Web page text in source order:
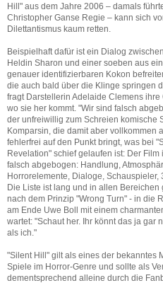
Hill" aus dem Jahre 2006 – damals
Christopher Ganse Regie – kann sich
Dilettantismus kaum retten.
Beispielhaft dafür ist ein Dialog
Heldin Sharon und einer soeben aus
genauer identifizierbaren Kokon
die auch bald über die Klinge springen
fragt Darstellerin Adelaide Clemens ihre
wo sie her kommt. "Wir sind falsch
der unfreiwillig zum Schreien komische
Komparsin, die damit aber vollkommen
fehlerfrei auf den Punkt bringt, was bei
Revelation" schief gelaufen ist: Der Film
falsch abgebogen: Handlung,
Horrorelemente, Dialoge, Schauspieler,
Die Liste ist lang und in allen Bereichen
nach dem Prinzip "Wrong Turn" - in die
am Ende Uwe Boll mit einem
wartet: "Schaut her. Ihr könnt das ja gar
als ich."
"Silent Hill" gilt als eines der bekanntes
Spiele im Horror-Genre und sollte als
dementsprechend alleine durch die